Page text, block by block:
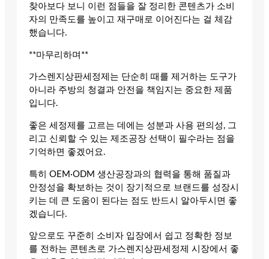
찾아보다 보니 이런 점들을 잘 정리한 콘텐츠가 소비
자의 만족도를 높이고 재구매로 이어진다는 걸 체감
했습니다.
**마무리하며**
가스렌지상판세정제는 단순히 때를 제거하는 도구가
아니라 주방의 청결과 안전을 책임지는 중요한 제품
입니다.
좋은 세정제를 고르는 데에는 성분과 사용 편의성, 그
리고 신뢰할 수 있는 제조공장 선택이 필수라는 점을
기억하면 좋겠어요.
특히 OEM·ODM 생산공장과의 협력을 통해 품질과
안정성을 확보하는 것이 장기적으로 브랜드를 성장시
키는 데 큰 도움이 된다는 점도 반드시 알아두시면 좋
겠습니다.
앞으로도 꾸준히 소비자 입장에서 쉽고 정확한 정보
를 전하는 콘텐츠로 가스렌지상판세정제 시장에서 좋